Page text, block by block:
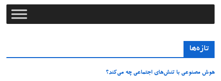
تازه‌ها
هوش مصنوعی با تنش‌های اجتماعی چه می‌کند؟